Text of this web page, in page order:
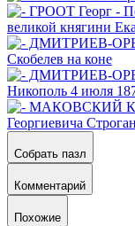
Собрать пазл
Комментарий
Похожие